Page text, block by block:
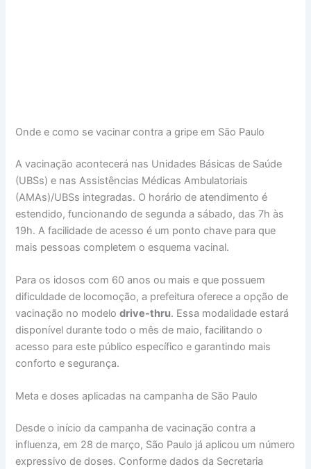
Onde e como se vacinar contra a gripe em São Paulo
A vacinação acontecerá nas Unidades Básicas de Saúde
(UBSs) e nas Assistências Médicas Ambulatoriais
(AMAs)/UBSs integradas. O horário de atendimento é
estendido, funcionando de segunda a sábado, das 7h às
19h. A facilidade de acesso é um ponto chave para que
mais pessoas completem o esquema vacinal.
Para os idosos com 60 anos ou mais e que possuem
dificuldade de locomoção, a prefeitura oferece a opção de
vacinação no modelodrive-thru. Essa modalidade estará
disponível durante todo o mês de maio, facilitando o
acesso para este público específico e garantindo mais
conforto e segurança.
Meta e doses aplicadas na campanha de São Paulo
Desde o início da campanha de vacinação contra a
influenza, em 28 de março, São Paulo já aplicou um número
expressivo de doses. Conforme dados da Secretaria